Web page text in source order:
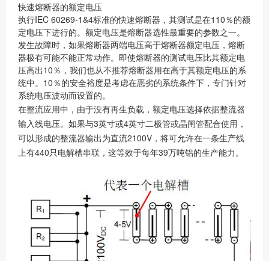
快速熔断器的额定电压
执行IEC 60269-1&4标准的快速熔断器，其测试是在110％的额
定电压下进行的。额定电压是熔断器选性最重要的参数之一。
发生故障时，如果熔断器两端电压高于熔断器额定电压，熔断
器极有可能不能正常动作。即使熔断器的测试电压比其额定电
压高出10％，我们也从不推荐熔断器用在高于其额定电压的系
统中。10％的安全裕度是考虑在恶劣的系统条件下，专门针对
系统电压波动而设置的。
在整流应用中，由于没有再生负载，额定电压选择依据整流器
输入线电压。如果与3英寸或4英寸二极管或晶闸管配合使用，
可以形成的整流器输出为直流2100V，将可允许在一条生产线
上有440只电解槽串联，这等效于每年39万吨铝的生产能力。